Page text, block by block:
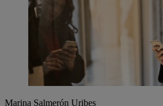
Marina Salmerón Uribes